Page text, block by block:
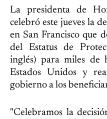
La presidenta de
celebró este jueves la
en San Francisco que
del Estatus de
inglés) para miles de
Estados Unidos y
gobierno a los
"Celebramos la